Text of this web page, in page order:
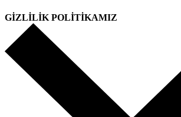
GİZLİLİK POLİTİKAMIZ